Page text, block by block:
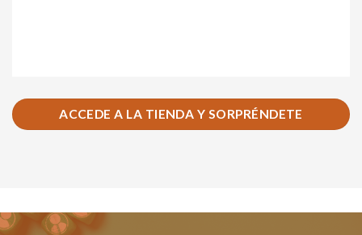
ACCEDE A LA TIENDA Y SORPRÉNDETE